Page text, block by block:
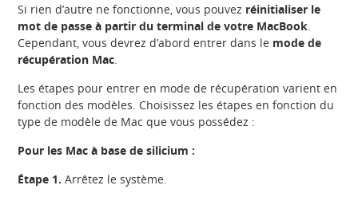
Si rien d’autre ne fonctionne, vous pouvez réinitialiser le
mot de passe à partir du terminal de votre MacBook
Cependant, vous devrez d’abord entrer dans le mode de
récupération Mac
Les étapes pour entrer en mode de récupération varient en
fonction des modèles. Choisissez les étapes en fonction du
type de modèle de Mac que vous possédez :
Pour les Mac à base de silicium :
Étape 1. Arrêtez le système.